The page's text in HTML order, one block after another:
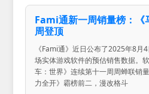
Fami通新一周销量榜：《
周登顶
《Fami通》近日公布了2025年8
场实体游戏软件的预估销售数据。
车：世界》连续第十一周周蝉联销
力全开》霸榜前二，漫改格斗